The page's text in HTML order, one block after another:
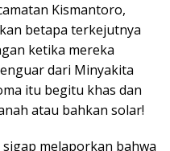
Kismantoro,
betapa terkejutnya
ketika mereka
dari Minyakita
itu begitu khas dan
atau bahkan solar!
melaporkan bahwa